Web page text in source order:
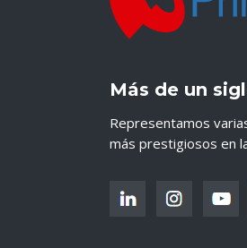
Más de un
Representamos
más prestigiosos en